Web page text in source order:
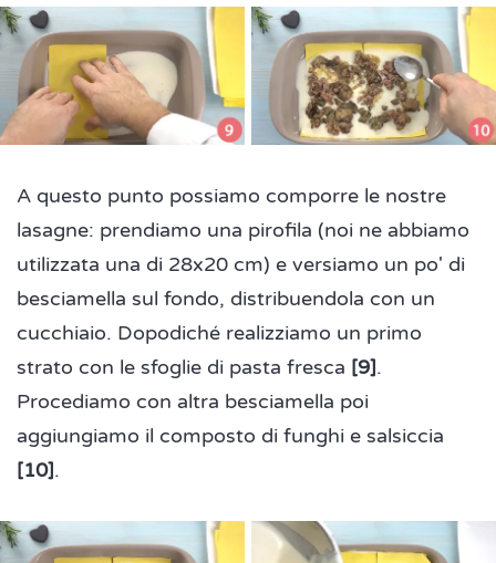
A questo punto possiamo comporre le nostre
lasagne: prendiamo una pirofila (noi ne abbiamo
utilizzata una di 28x20 cm) e versiamo un po' di
besciamella sul fondo, distribuendola con un
cucchiaio. Dopodiché realizziamo un primo
strato con le sfoglie di pasta fresca [9].
Procediamo con altra besciamella poi
aggiungiamo il composto di funghi e salsiccia
[10].